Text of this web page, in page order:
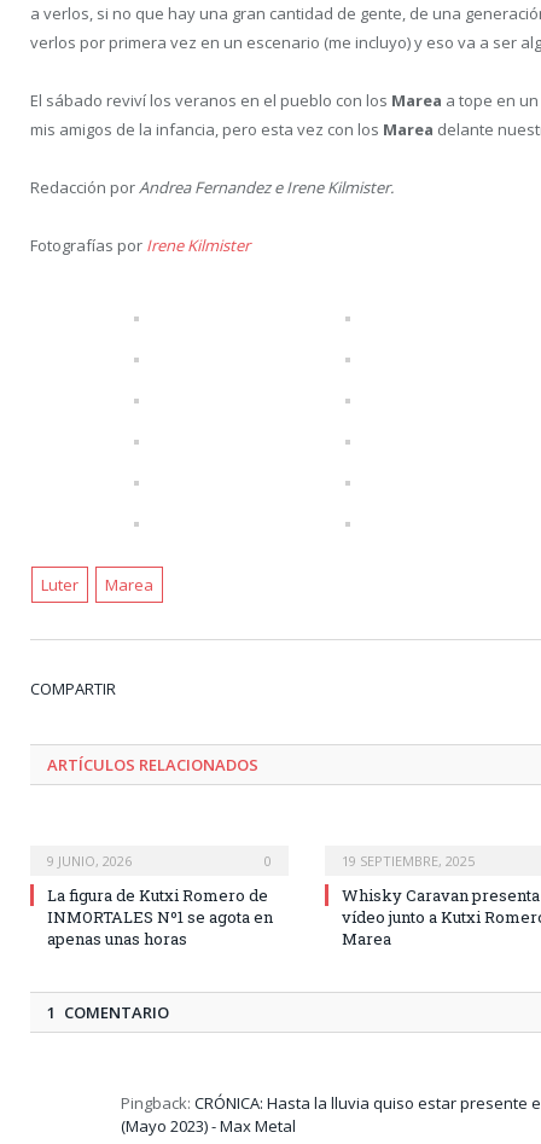
a verlos, si no que hay una gran cantidad de gente, de una
verlos por primera vez en un escenario (me incluyo) y eso va a ser
El sábado reviví los veranos en el pueblo con los Marea a tope en
mis amigos de la infancia, pero esta vez con los Marea delante
Redacción porAndrea Fernandez e Irene Kilmister.
Fotografías por Irene Kilmister
Luter Marea
COMPARTIR
ARTÍCULOS RELACIONADOS
9 JUNIO, 2026 0
La figura de Kutxi Romero de
INMORTALES Nº1 se agota en
apenas unas horas
19 SEPTIEMBRE, 2025
Whisky Caravan presenta
vídeo junto a Kutxi
Marea
1 COMENTARIO
Pingback: CRÓNICA: Hasta la lluvia quiso estar presente
(Mayo 2023) - Max Metal